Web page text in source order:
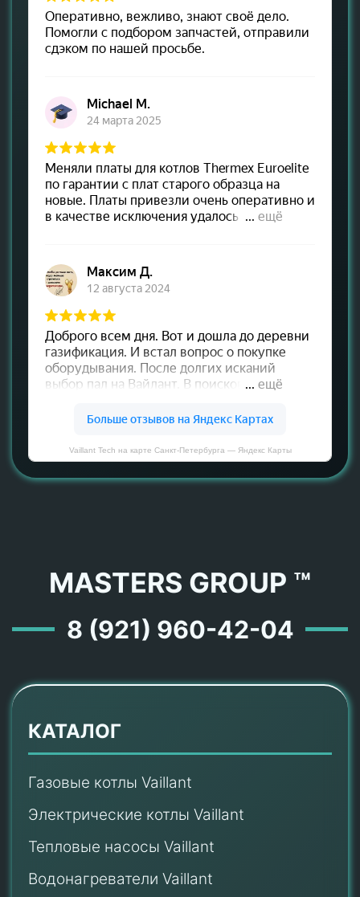
Vaillant Tech на карте Санкт‑Петербурга — Яндекс Карты
MASTERS GROUP ™
8 (921) 960-42-04
КАТАЛОГ
Газовые котлы Vaillant
Электрические котлы Vaillant
Тепловые насосы Vaillant
Водонагреватели Vaillant